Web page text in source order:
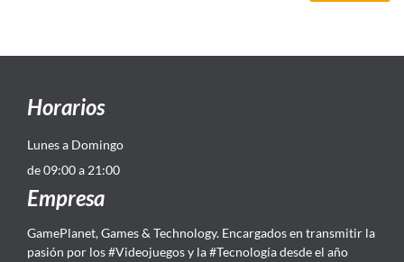
Horarios
Lunes a Domingo
de 09:00 a 21:00
Empresa
GamePlanet, Games & Technology. Encargados en transmitir la
pasión por los #Videojuegos y la #Tecnología desde el año